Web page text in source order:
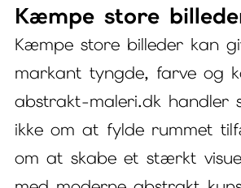
Kæmpe store
Kæmpe store billeder kan
markant tyngde, farve og
abstrakt-maleri.dk handler
ikke om at fylde rummet
om at skabe et stærkt